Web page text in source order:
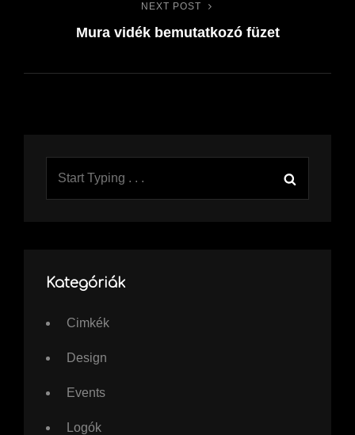
Next
Post
NEXT POST
Mura vidék bemutatkozó füzet
Kategóriák
Cimkék
Design
Events
Logók